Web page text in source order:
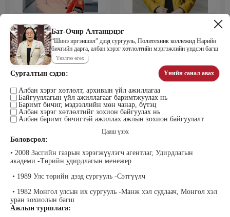
Бат-Очир Алтанцэцэг
“Шинэ иргэншил” дээд сургууль, Политехник коллежид Нарийн
бичгийн дарга, албан хэрэг хөтлөлтийн мэргэжлийн үндсэн багш
Үнэлгээ өгөх
Сургалтын сэдэв: Үнийн санал авах
Албан хэрэг хөтлөлт, архивын үйл ажиллагаа
Байгууллагын үйл ажиллагааг баримтжуулах нь
Баримт бичиг, мэдээллийн мөн чанар, бүтэц
Албан хэрэг хөтлөлтийг зохион байгуулах нь
Албан баримт бичигтэй ажиллах ажлын зохион байгуулалт
Цааш үзэх
Боловсрол:
• 2008 Засгийн газрын хэрэгжүүлэгч агентлаг, Удирдлагын
академи -Төрийн удирдлагын менежер
• 1989 Улс төрийн дээд сургууль -Сэтгүүлч
• 1982 Монгол улсын их сургууль -Манж хэл судлаач, Монгол хэл
уран зохиолын багш
Ажлын туршлага:
Удирдахуйн ухаан менежментийн
академийн захирал
Программист, График дизайнер,